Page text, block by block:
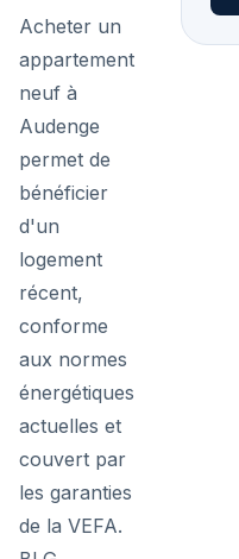
Acheter un
appartement
neuf à
Audenge
permet de
bénéficier
d'un
logement
récent,
conforme
aux normes
énergétiques
actuelles et
couvert par
les garanties
de la VEFA.